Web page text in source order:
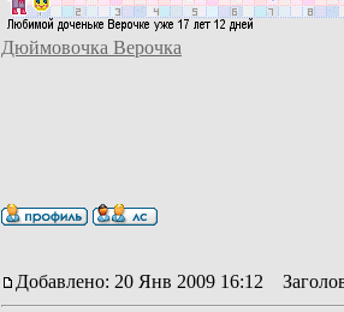
Дюймовочка Верочка
Добавлено: 20 Янв 2009 16:12